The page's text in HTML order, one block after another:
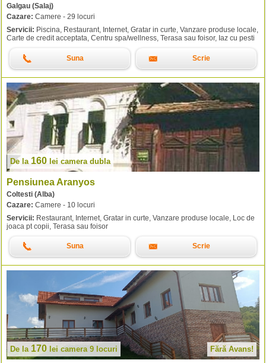
Galgau (Salaj)
Cazare: Camere - 29 locuri
Servicii: Piscina, Restaurant, Internet, Gratar in curte, Vanzare produse locale,
Carte de credit acceptata, Centru spa/wellness, Terasa sau foisor, Iaz cu pesti
Suna Scrie
De la 160 lei camera dubla
Pensiunea Aranyos
Coltesti (Alba)
Cazare: Camere - 10 locuri
Servicii: Restaurant, Internet, Gratar in curte, Vanzare produse locale, Loc de
joaca pt copii, Terasa sau foisor
Suna Scrie
De la 170 lei camera 9 locuri Fără Avans!